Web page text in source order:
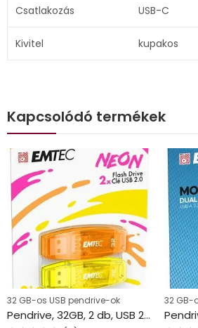
Csatlakozás USB-C
Kivitel kupakos
Kapcsolódó termékek
32 GB-os USB pendrive-ok
Pendrive, 32GB, 2 db, USB 2.0, EMTEC “C410 Neon”, narancs és citromsárga
32 GB-